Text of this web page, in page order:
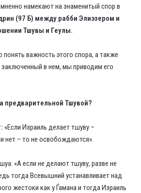
намекают на знаменитый спор в
(97 Б) между рабби Элиэзером и
Тшувы и Геулы.
важность этого спора, а также
в нем, мы приводим его
предварительной Тшувой?
: «Если Израиль делает тшуву –
нет – то не освобождаются».
«А если не делают тшуву, разве не
тогда Всевышний устанавливает над
жестоки как у Ѓамана и тогда Израиль